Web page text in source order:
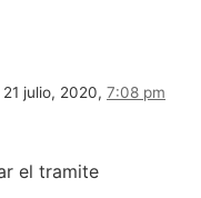
21 julio, 2020, 7:08 pm
el tramite